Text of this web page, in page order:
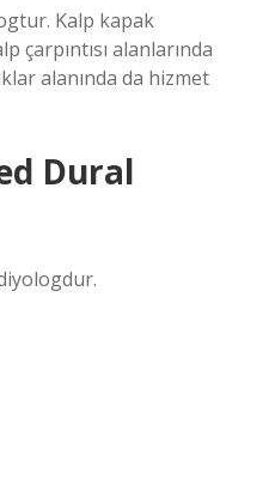
Kalp kapak
çarpıntısı alanlarında
alanında da hizmet
Dural